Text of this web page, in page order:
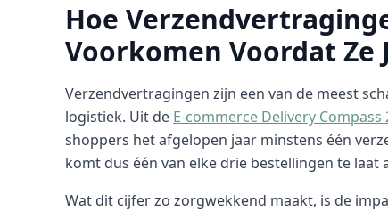
Hoe
Voorkomen Voordat Ze
Verzendvertragingen zijn een van de meest
logistiek. Uit de E-commerce Delivery Compass
shoppers het afgelopen jaar minstens één
komt dus één van elke drie bestellingen te laat
Wat dit cijfer zo zorgwekkend maakt, is de